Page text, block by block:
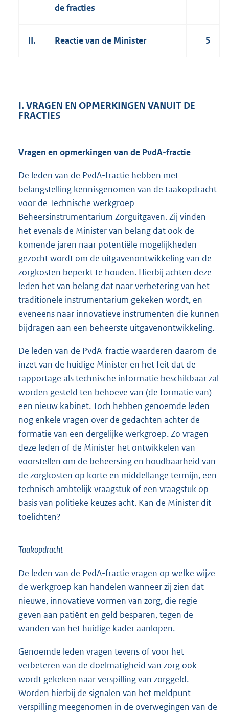
de fracties
II. Reactie van de Minister 5
I. VRAGEN EN OPMERKINGEN VANUIT DE
FRACTIES
Vragen en opmerkingen van de PvdA-fractie
De leden van de PvdA-fractie hebben met
belangstelling kennisgenomen van de taakopdracht
voor de Technische werkgroep
Beheersinstrumentarium Zorguitgaven. Zij vinden
het evenals de Minister van belang dat ook de
komende jaren naar potentiële mogelijkheden
gezocht wordt om de uitgavenontwikkeling van de
zorgkosten beperkt te houden. Hierbij achten deze
leden het van belang dat naar verbetering van het
traditionele instrumentarium gekeken wordt, en
eveneens naar innovatieve instrumenten die kunnen
bijdragen aan een beheerste uitgavenontwikkeling.
De leden van de PvdA-fractie waarderen daarom de
inzet van de huidige Minister en het feit dat de
rapportage als technische informatie beschikbaar zal
worden gesteld ten behoeve van (de formatie van)
een nieuw kabinet. Toch hebben genoemde leden
nog enkele vragen over de gedachten achter de
formatie van een dergelijke werkgroep. Zo vragen
deze leden of de Minister het ontwikkelen van
voorstellen om de beheersing en houdbaarheid van
de zorgkosten op korte en middellange termijn, een
technisch ambtelijk vraagstuk of een vraagstuk op
basis van politieke keuzes acht. Kan de Minister dit
toelichten?
Taakopdracht
De leden van de PvdA-fractie vragen op welke wijze
de werkgroep kan handelen wanneer zij zien dat
nieuwe, innovatieve vormen van zorg, die regie
geven aan patiënt en geld besparen, tegen de
wanden van het huidige kader aanlopen.
Genoemde leden vragen tevens of voor het
verbeteren van de doelmatigheid van zorg ook
wordt gekeken naar verspilling van zorggeld.
Worden hierbij de signalen van het meldpunt
verspilling meegenomen in de overwegingen van de